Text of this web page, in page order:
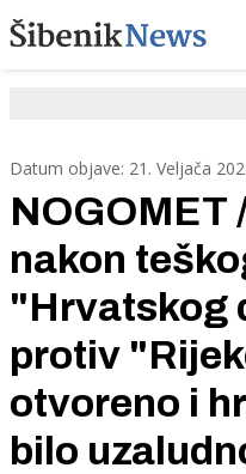
Datum objave: 21. Veljača
NOGOMET
nakon
"Hrvatskog
protiv
otvoreno i
bilo